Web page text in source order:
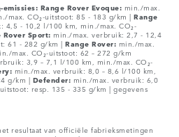
Range Rover Evoque: min./max.
max. CO₂-uitstoot: 85 - 183 g/km | Range
4,5 - 10,2 l/100 km, min./max. CO₂-
Rover Sport: min./max. verbruik: 2,7 - 12,4
61 - 282 g/km | Range Rover: min./max.
max. CO₂-uitstoot: 62 – 272 g/km
3,9 – 7,1 l/100 km, min./max. CO₂-
min./max. verbruik: 8,0 – 8,6 l/100 km,
g/km | Defender: min./max. verbruik: 6,0
resp. 135 - 335 g/km | gegevens
resultaat van officiële fabrieksmetingen